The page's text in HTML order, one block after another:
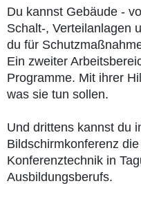
Du kannst Gebäude -
Schalt-, Verteilanlagen
du für
Ein zweiter
Programme. Mit ihrer
was sie tun sollen.
Und drittens kannst du
Bildschirmkonferenz
Konferenztechnik in
Ausbildungsberufs.